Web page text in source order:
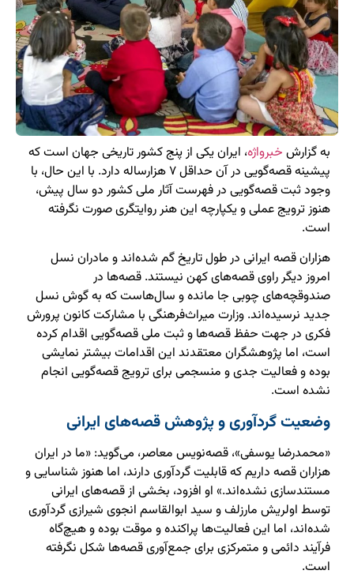
به گزارش خبرواژه، ایران یکی از پنج کشور تاریخی جهان است که
پیشینه قصه‌گویی در آن حداقل ۷ هزارساله دارد. با این حال، با
وجود ثبت قصه‌گویی در فهرست آثار ملی کشور دو سال پیش،
هنوز ترویج عملی و یکپارچه این هنر روایتگری صورت نگرفته
است.
هزاران قصه ایرانی در طول تاریخ گم شده‌اند و مادران نسل
امروز دیگر راوی قصه‌های کهن نیستند. قصه‌ها در
صندوقچه‌های چوبی جا مانده و سال‌هاست که به گوش نسل
جدید نرسیده‌اند. وزارت میراث‌فرهنگی با مشارکت کانون پرورش
فکری در جهت حفظ قصه‌ها و ثبت ملی قصه‌گویی اقدام کرده
است، اما پژوهشگران معتقدند این اقدامات بیشتر نمایشی
بوده و فعالیت جدی و منسجمی برای ترویج قصه‌گویی انجام
نشده است.
وضعیت گردآوری و پژوهش قصه‌های ایرانی
«محمدرضا یوسفی»، قصه‌نویس معاصر، می‌گوید: «ما در ایران
هزاران قصه داریم که قابلیت گردآوری دارند، اما هنوز شناسایی و
مستندسازی نشده‌اند.» او افزود، بخشی از قصه‌های ایرانی
توسط اولریش مارزلف و سید ابوالقاسم انجوی شیرازی گردآوری
شده‌اند، اما این فعالیت‌ها پراکنده و موقت بوده و هیچ‌گاه
فرآیند دائمی و متمرکزی برای جمع‌آوری قصه‌ها شکل نگرفته
است.